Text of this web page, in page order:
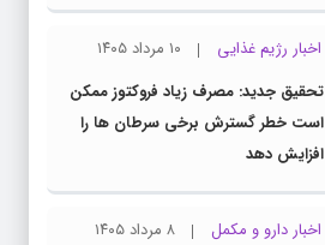
اخبار رژیم غذایی
۱۰ مرداد ۱۴۰۵
تحقیق جدید: مصرف زیاد فروکتوز ممکن
است خطر گسترش برخی سرطان ها را
افزایش دهد
اخبار دارو و مکمل
۸ مرداد ۱۴۰۵